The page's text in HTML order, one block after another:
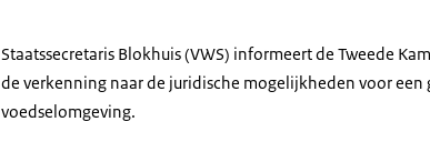
Staatssecretaris Blokhuis (VWS) informeert de Tweede
de verkenning naar de juridische mogelijkheden voor een
voedselomgeving.